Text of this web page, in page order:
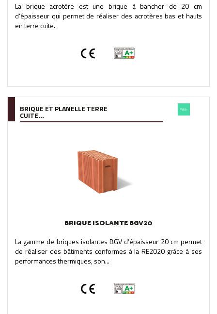
La brique acrotère est une brique à bancher de 20 cm
d’épaisseur qui permet de réaliser des acrotères bas et hauts
en terre cuite.
BRIQUE ET PLANELLE TERRE
CUITE...
BRIQUE ISOLANTE BGV20
La gamme de briques isolantes BGV d’épaisseur 20 cm permet
de réaliser des bâtiments conformes à la RE2020 grâce à ses
performances thermiques, son...